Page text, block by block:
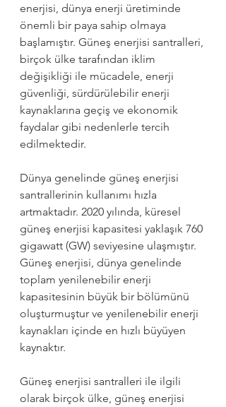
enerjisi, dünya enerji üretiminde
önemli bir paya sahip olmaya
başlamıştır. Güneş enerjisi santralleri,
birçok ülke tarafından iklim
değişikliği ile mücadele, enerji
güvenliği, sürdürülebilir enerji
kaynaklarına geçiş ve ekonomik
faydalar gibi nedenlerle tercih
edilmektedir.
Dünya genelinde güneş enerjisi
santrallerinin kullanımı hızla
artmaktadır. 2020 yılında, küresel
güneş enerjisi kapasitesi yaklaşık 760
gigawatt (GW) seviyesine ulaşmıştır.
Güneş enerjisi, dünya genelinde
toplam yenilenebilir enerji
kapasitesinin büyük bir bölümünü
oluşturmuştur ve yenilenebilir enerji
kaynakları içinde en hızlı büyüyen
kaynaktır.
Güneş enerjisi santralleri ile ilgili
olarak birçok ülke, güneş enerjisi